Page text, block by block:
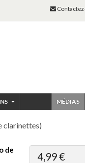
MÉDIAS
clarinettes)
de
4,99 €